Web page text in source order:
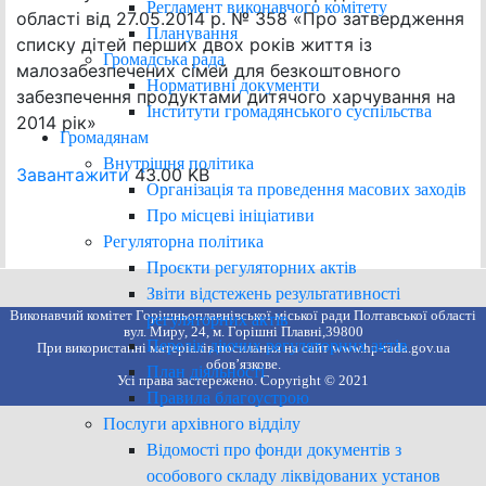
Регламент виконавчого комітету
Планування
Громадська рада
Нормативні документи
Інститути громадянського суспільства
Громадянам
Внутрішня політика
Організація та проведення масових заходів
Про місцеві ініціативи
Регуляторна політика
Проєкти регуляторних актів
Звіти відстежень результативності
регуляторних актів
Перелік діючих регуляторних актів
План діяльності
Правила благоустрою
Послуги архівного відділу
Відомості про фонди документів з
особового складу ліквідованих установ
області від 27.05.2014 р. № 358 «Про затвердження
списку дітей перших двох років життя із
малозабезпечених сімей для безкоштовного
забезпечення продуктами дитячого харчування на
2014 рік»
Завантажити43.00 KB
Виконавчий комітет Горішньоплавнівської міської ради Полтавської області
вул. Миру, 24, м. Горішні Плавні,39800
При використанні матеріалів посилання на сайт www.hp-rada.gov.ua
обов’язкове.
Усі права застережено. Copyright © 2021